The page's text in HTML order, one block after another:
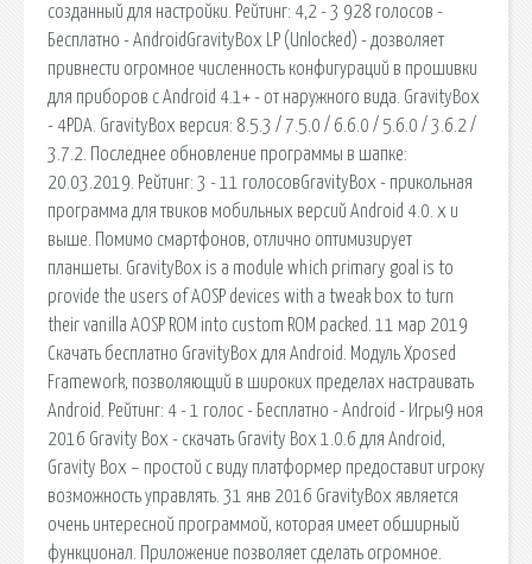
созданный для настройки. Рейтинг: 4,2 - 3 928 голосов -
Бесплатно - AndroidGravityBox LP (Unlocked) - дозволяет
привнести огромное численность конфигураций в прошивки
для приборов с Android 4.1+ - от наружного вида. GravityBox
- 4PDA. GravityBox версия: 8.5.3 / 7.5.0 / 6.6.0 / 5.6.0 / 3.6.2 /
3.7.2. Последнее обновление программы в шапке:
20.03.2019. Рейтинг: 3 - 11 голосовGravityBox - прикольная
программа для твиков мобильных версий Android 4.0. x и
выше. Помимо смартфонов, отлично оптимизирует
планшеты. GravityBox is a module which primary goal is to
provide the users of AOSP devices with a tweak box to turn
their vanilla AOSP ROM into custom ROM packed. 11 мар 2019
Скачать бесплатно GravityBox для Android. Модуль Xposed
Framework, позволяющий в широких пределах настраивать
Android. Рейтинг: 4 - 1 голос - Бесплатно - Android - Игры9 ноя
2016 Gravity Box - скачать Gravity Box 1.0.6 для Android,
Gravity Box – простой с виду платформер предоставит игроку
возможность управлять. 31 янв 2016 GravityBox является
очень интересной программой, которая имеет обширный
функционал. Приложение позволяет сделать огромное.